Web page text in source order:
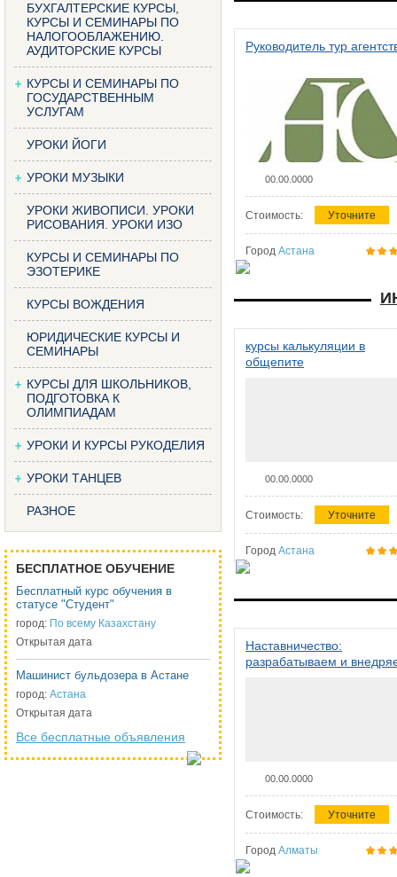
БУХГАЛТЕРСКИЕ КУРСЫ,
КУРСЫ И СЕМИНАРЫ ПО
НАЛОГООБЛАЖЕНИЮ.
АУДИТОРСКИЕ КУРСЫ
КУРСЫ И СЕМИНАРЫ ПО
ГОСУДАРСТВЕННЫМ
УСЛУГАМ
УРОКИ ЙОГИ
УРОКИ МУЗЫКИ
УРОКИ ЖИВОПИСИ. УРОКИ
РИСОВАНИЯ. УРОКИ ИЗО
КУРСЫ И СЕМИНАРЫ ПО
ЭЗОТЕРИКЕ
КУРСЫ ВОЖДЕНИЯ
ЮРИДИЧЕСКИЕ КУРСЫ И
СЕМИНАРЫ
КУРСЫ ДЛЯ ШКОЛЬНИКОВ,
ПОДГОТОВКА К
ОЛИМПИАДАМ
УРОКИ И КУРСЫ РУКОДЕЛИЯ
УРОКИ ТАНЦЕВ
РАЗНОЕ
БЕСПЛАТНОЕ ОБУЧЕНИЕ
Бесплатный курс обучения в
статусе "Студент"
город: По всему Казахстану
Открытая дата
Машинист бульдозера в Астане
город: Астана
Открытая дата
Все бесплатные объявления
Руководитель тур
00.00.0000
Стоимость: Уточните
Город Астана
курсы калькуляции в
общепите
00.00.0000
Стоимость: Уточните
Город Астана
Наставничество:
разрабатываем и
00.00.0000
Стоимость: Уточните
Город Алматы